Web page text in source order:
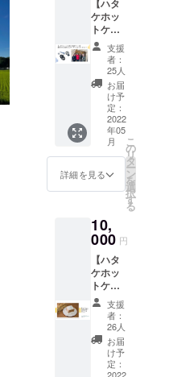
旬頃
（お好
きな日
程を調
整でき
す。）
場所：
長野県
塩尻市
※詳細は
参加の
知らせ
しま
込み
田植え
の日程
をご連
絡いた
しま
す。 日
程：
2022年
10月中
旬頃
（気候
天候、
稲の発
育状況
す。）
場所：
長野県
塩尻市
※詳細は
参加の
方にお
知らせ
しま
す。 ※
消費税
込み
す。 農
家さん
からお
礼の手
紙か
メール
が届き
ます。
安全で
美味し
い食べ
物を食
べたい
と思っ
食べさ
せる食
品は慎
重に選
びたい
と感じ
ている
方、ミ
ズニ
ゴール
にチャ
レンジ
【ハタ
ケホッ
トケ応
援！】
（農家
の未来
を助け
るスポ
ンサー
になっ
てくだ
い！）
5,000円
株式会
社ハタ
トケを
応援し
てくだ
さい！
労働
力、地
球環
境、そ
して安
全な食
生活。
持続可
支援
者：
25人
お届
け予
定：
2022
年05
月
詳細を見る
こ
の
リ
タ
ー
ン
を
選
択
す
る
10,
000 円
【ハタ
ケホッ
トケ応
援！長
野で大
切に育
てたお
米コー
ス】
支援
者：
26人
お届
け予
定：